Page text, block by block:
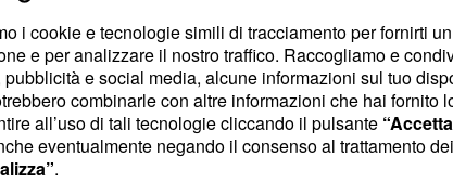
Rai e Mediaset
2020
il palinsesto del 24 dicembre delle reti Rai
19:20 sulla rete ammiraglia venga
Santa Messa di Natale presieduta da Papa
i cookie e tecnologie simili di tracciamento per fornirti
e per analizzare il nostro traffico. Raccogliamo e
e social media, alcune informazioni sul tuo
combinarle con altre informazioni che hai
all’uso di tali tecnologie cliccando il pulsante
eventualmente negando il consenso al trattamento
.